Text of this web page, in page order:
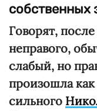
собственных
Говорят,
неправого,
слабый, но
произошла как
сильного